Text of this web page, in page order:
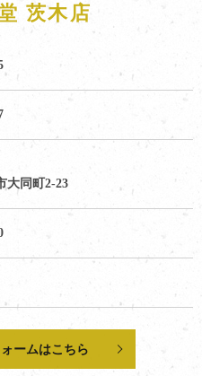
茨木店
大同町2-23
ームはこちら